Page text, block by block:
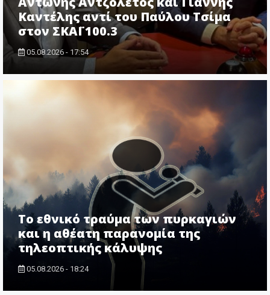
Καντέλης αντί του Παύλου Τσίμα
στον ΣΚΑΪ 100.3
05.08.2026 - 17:54
Το εθνικό τραύμα των πυρκαγιών
και η αθέατη παρανομία της
τηλεοπτικής κάλυψης
05.08.2026 - 18:24